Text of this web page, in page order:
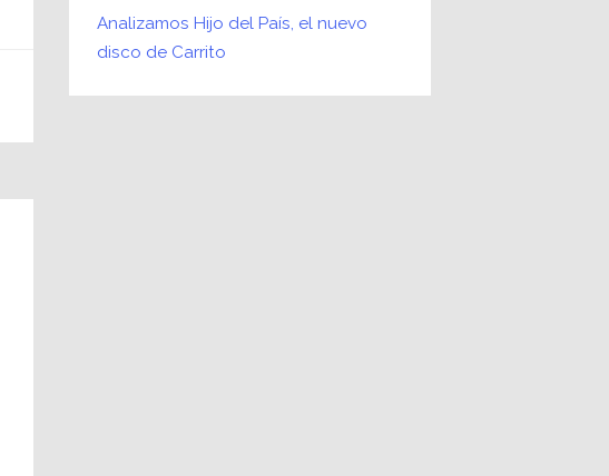
Analizamos Hijo del País, el nuevo
disco de Carrito